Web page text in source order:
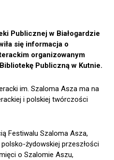
Publicznej w Białogardzie
się informacja o
organizowanym
Publiczną w Kutnie.
im. Szaloma Asza ma na
i polskiej twórczości
Festiwalu Szaloma Asza,
żydowskiej przeszłości
o Szalomie Aszu,